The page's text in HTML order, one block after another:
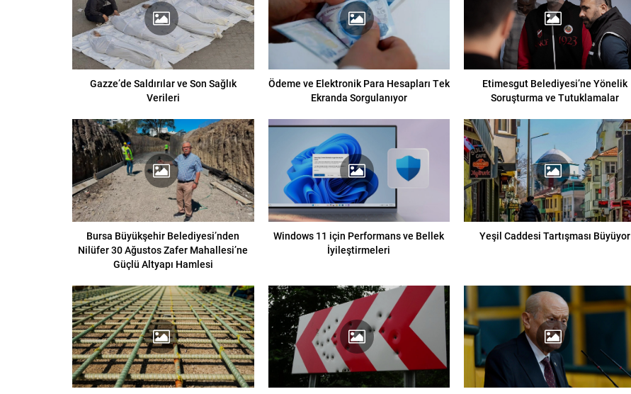
Gazze’de Saldırılar ve Son Sağlık
Verileri
Ödeme ve Elektronik Para Hesapları Tek
Ekranda Sorgulanıyor
Etimesgut Belediyesi’ne Yönelik
Soruşturma ve Tutuklamalar
Bursa Büyükşehir Belediyesi’nden
Nilüfer 30 Ağustos Zafer Mahallesi’ne
Güçlü Altyapı Hamlesi
Windows 11 için Performans ve Bellek
İyileştirmeleri
Yeşil Caddesi Tartışması Büyüyor